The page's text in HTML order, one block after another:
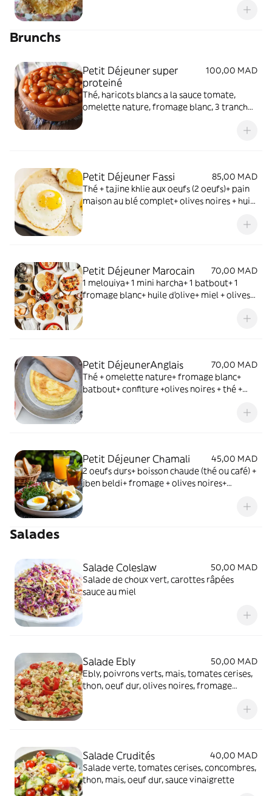
Brunchs
Petit Déjeuner super
proteiné
100,00 MAD
Thé, haricots blancs a la sauce tomate,
omelette nature, fromage blanc, 3 tranches
Petit Déjeuner Fassi
85,00 MAD
Thé + tajine khlie aux oeufs (2 oeufs)+ pain
maison au blé complet+ olives noires + huile
Petit Déjeuner Marocain
70,00 MAD
1 melouiya+ 1 mini harcha+ 1 batbout+ 1
fromage blanc+ huile d'olive+ miel + olives
Petit DéjeunerAnglais
70,00 MAD
Thé + omelette nature+ fromage blanc+
batbout+ confiture +olives noires + thé +
Petit Déjeuner Chamali
45,00 MAD
2 oeufs durs+ boisson chaude (thé ou café) +
jben beldi+ fromage + olives noires+
Salades
Salade Coleslaw
50,00 MAD
Salade de choux vert, carottes râpées
sauce au miel
Salade Ebly
50,00 MAD
Ebly, poivrons verts, mais, tomates cerises,
thon, oeuf dur, olives noires, fromage
Salade Crudités
40,00 MAD
Salade verte, tomates cerises, concombres,
thon, mais, oeuf dur, sauce vinaigrette